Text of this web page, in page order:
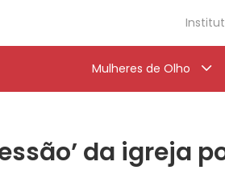
Mulheres de Olho
da igreja